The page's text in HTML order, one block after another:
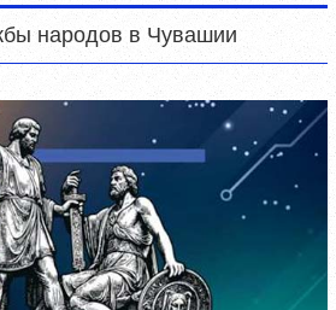
народов в Чувашии